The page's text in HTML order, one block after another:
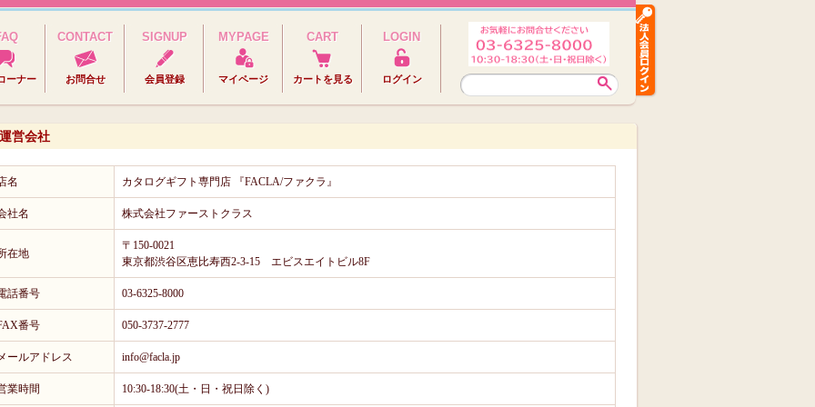
ーナー
CONTACT
お問合せ
SIGNUP
会員登録
MYPAGE
マイページ
CART
カートを見る
LOGIN
ログイン
運営会社
名 カタログギフト専門店 『FACLA/ファクラ』
社名 株式会社ファーストクラス
在地
〒150-0021
東京都渋谷区恵比寿西2-3-15 エビスエイトビル8F
話番号 03-6325-8000
番号 050-3737-2777
ールアドレス info@facla.jp
業時間 10:30-18:30(土・日・祝日除く)